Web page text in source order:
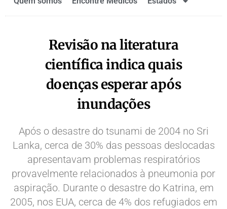
Revisão na literatura
científica indica quais
doenças esperar após
inundações
Após o desastre do tsunami de 2004 no Sri
Lanka, cerca de 30% das pessoas deslocadas
apresentavam problemas respiratórios
provavelmente relacionados à pneumonia por
aspiração. Durante o desastre do Katrina, em
2005, nos EUA, cerca de 4% dos refugiados em